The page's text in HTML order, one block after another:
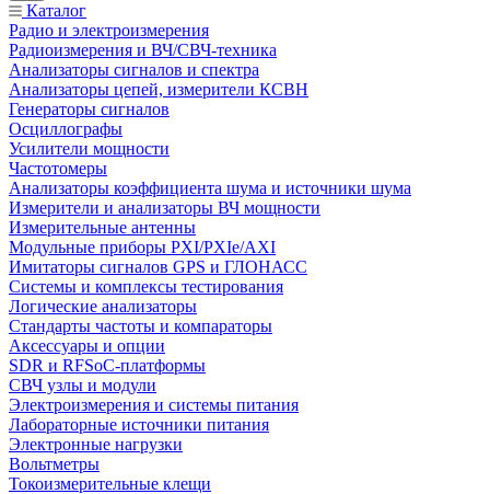
Каталог
Радио и электроизмерения
Радиоизмерения и ВЧ/СВЧ-техника
Анализаторы сигналов и спектра
Анализаторы цепей, измерители КСВН
Генераторы сигналов
Осциллографы
Усилители мощности
Частотомеры
Анализаторы коэффициента шума и источники шума
Измерители и анализаторы ВЧ мощности
Измерительные антенны
Модульные приборы PXI/PXIe/AXI
Имитаторы сигналов GPS и ГЛОНАСС
Системы и комплексы тестирования
Логические анализаторы
Стандарты частоты и компараторы
Аксессуары и опции
SDR и RFSoC‑платформы
СВЧ узлы и модули
Электроизмерения и системы питания
Лабораторные источники питания
Электронные нагрузки
Вольтметры
Токоизмерительные клещи